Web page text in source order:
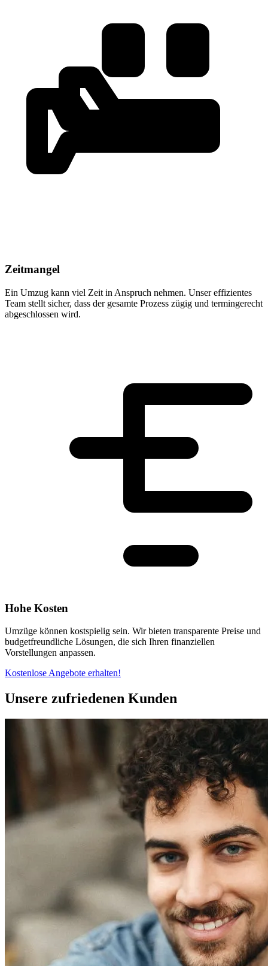
Zeitmangel
Ein Umzug kann viel Zeit in Anspruch nehmen. Unser effizientes
Team stellt sicher, dass der gesamte Prozess zügig und termingerecht
abgeschlossen wird.
Hohe Kosten
Umzüge können kostspielig sein. Wir bieten transparente Preise und
budgetfreundliche Lösungen, die sich Ihren finanziellen
Vorstellungen anpassen.
Kostenlose Angebote erhalten!
Unsere zufriedenen Kunden